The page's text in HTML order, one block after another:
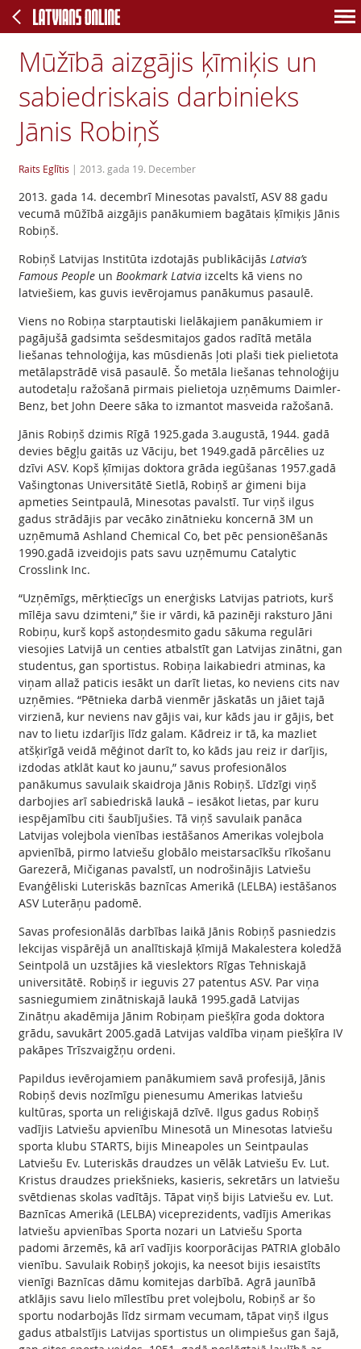
Mūžībā aizgājis ķīmiķis un
sabiedriskais darbinieks
Jānis Robiņš
Raits Eglītis | 2013. gada 19. December
2013. gada 14. decembrī Minesotas pavalstī, ASV 88 gadu
vecumā mūžībā aizgājis panākumiem bagātais ķīmiķis Jānis
Robiņš.
Robiņš Latvijas Institūta izdotajās publikācijās Latvia’s
Famous Peopleun Bookmark Latviaizcelts kā viens no
latviešiem, kas guvis ievērojamus panākumus pasaulē.
Viens no Robiņa starptautiski lielākajiem panākumiem ir
pagājušā gadsimta sešdesmitajos gados radītā metāla
liešanas tehnoloģija, kas mūsdienās ļoti plaši tiek pielietota
metālapstrādē visā pasaulē. Šo metāla liešanas tehnoloģiju
autodetaļu ražošanā pirmais pielietoja uzņēmums Daimler-
Benz, bet John Deere sāka to izmantot masveida ražošanā.
Jānis Robiņš dzimis Rīgā 1925.gada 3.augustā, 1944. gadā
devies bēgļu gaitās uz Vāciju, bet 1949.gadā pārcēlies uz
dzīvi ASV. Kopš ķīmijas doktora grāda iegūšanas 1957.gadā
Vašingtonas Universitātē Sietlā, Robiņš ar ģimeni bija
apmeties Seintpaulā, Minesotas pavalstī. Tur viņš ilgus
gadus strādājis par vecāko zinātnieku koncernā 3M un
uzņēmumā Ashland Chemical Co, bet pēc pensionēšanās
1990.gadā izveidojis pats savu uzņēmumu Catalytic
Crosslink Inc.
“Uzņēmīgs, mērķtiecīgs un enerģisks Latvijas patriots, kurš
mīlēja savu dzimteni,” šie ir vārdi, kā pazinēji raksturo Jāni
Robiņu, kurš kopš astoņdesmito gadu sākuma regulāri
viesojies Latvijā un centies atbalstīt gan Latvijas zinātni, gan
studentus, gan sportistus. Robiņa laikabiedri atminas, ka
viņam allaž paticis iesākt un darīt lietas, ko neviens cits nav
uzņēmies. “Pētnieka darbā vienmēr jāskatās un jāiet tajā
virzienā, kur neviens nav gājis vai, kur kāds jau ir gājis, bet
nav to lietu izdarījis līdz galam. Kādreiz ir tā, ka mazliet
atšķirīgā veidā mēģinot darīt to, ko kāds jau reiz ir darījis,
izdodas atklāt kaut ko jaunu,” savus profesionālos
panākumus savulaik skaidroja Jānis Robiņš. Līdzīgi viņš
darbojies arī sabiedriskā laukā – iesākot lietas, par kuru
iespējamību citi šaubījušies. Tā viņš savulaik panāca
Latvijas volejbola vienības iestāšanos Amerikas volejbola
apvienībā, pirmo latviešu globālo meistarsacīkšu rīkošanu
Garezerā, Mičiganas pavalstī, un nodrošinājis Latviešu
Evanģēliski Luteriskās baznīcas Amerikā (LELBA) iestāšanos
ASV Luterāņu padomē.
Savas profesionālās darbības laikā Jānis Robiņš pasniedzis
lekcijas vispārējā un analītiskajā ķīmijā Makalestera koledžā
Seintpolā un uzstājies kā vieslektors Rīgas Tehniskajā
universitātē. Robiņš ir ieguvis 27 patentus ASV. Par viņa
sasniegumiem zinātniskajā laukā 1995.gadā Latvijas
Zinātņu akadēmija Jānim Robiņam piešķīra goda doktora
grādu, savukārt 2005.gadā Latvijas valdība viņam piešķīra IV
pakāpes Trīszvaigžņu ordeni.
Papildus ievērojamiem panākumiem savā profesijā, Jānis
Robiņš devis nozīmīgu pienesumu Amerikas latviešu
kultūras, sporta un reliģiskajā dzīvē. Ilgus gadus Robiņš
vadījis Latviešu apvienību Minesotā un Minesotas latviešu
sporta klubu STARTS, bijis Mineapoles un Seintpaulas
Latviešu Ev. Luteriskās draudzes un vēlāk Latviešu Ev. Lut.
Kristus draudzes priekšnieks, kasieris, sekretārs un latviešu
svētdienas skolas vadītājs. Tāpat viņš bijis Latviešu ev. Lut.
Baznīcas Amerikā (LELBA) viceprezidents, vadījis Amerikas
latviešu apvienības Sporta nozari un Latviešu Sporta
padomi ārzemēs, kā arī vadījis koorporācijas PATRIA globālo
vienību. Savulaik Robiņš jokojis, ka neesot bijis iesaistīts
vienīgi Baznīcas dāmu komitejas darbībā. Agrā jaunībā
atklājis savu lielo mīlestību pret volejbolu, Robiņš ar šo
sportu nodarbojās līdz sirmam vecumam, tāpat viņš ilgus
gadus atbalstījis Latvijas sportistus un olimpiešus gan šajā,